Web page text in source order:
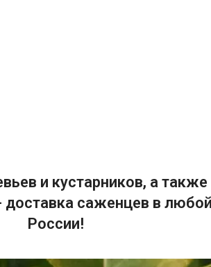
и кустарников, а также
саженцев в
России!